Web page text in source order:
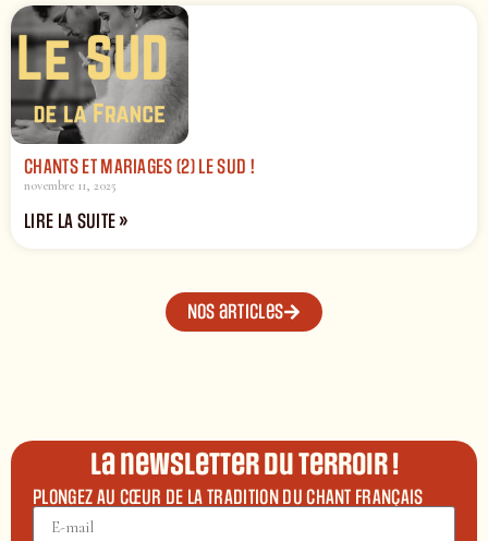
CHANTS ET MARIAGES (2) LE SUD !
novembre 11, 2025
LIRE LA SUITE »
Nos articles
La newsletter du terroir !
PLONGEZ AU CŒUR DE LA TRADITION DU CHANT FRANÇAIS